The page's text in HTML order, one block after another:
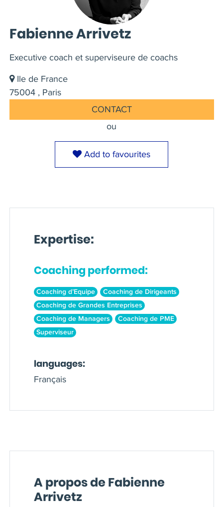
Fabienne Arrivetz
Executive coach et superviseure de coachs
Ile de France
75004 , Paris
CONTACT
ou
Add to favourites
Expertise:
Coaching performed:
Coaching d’Equipe
Coaching de Dirigeants
Coaching de Grandes Entreprises
Coaching de Managers
Coaching de PME
Superviseur
languages:
Français
A propos de Fabienne
Arrivetz